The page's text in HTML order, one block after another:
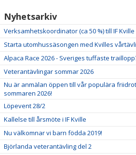
Nyhetsarkiv
Verksamhetskoordinator (ca 50 %) till IF Kville
Starta utomhussäsongen med Kvilles
Alpaca Race 2026 - Sveriges tuffaste
Veterantävlingar sommar 2026
Nu är anmälan öppen till vår populära
sommaren 2026!
Löpevent 28/2
Kallelse till årsmöte i IF Kville
Nu välkomnar vi barn födda 2019!
Björlanda veterantävling del 2